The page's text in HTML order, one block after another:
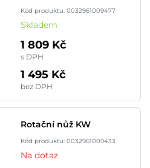
Kód produktu: 0032961009477
Skladem
1 809 Kč
s DPH
1 495 Kč
bez DPH
Rotační nůž KW
Kód produktu: 0032961009433
Na dotaz